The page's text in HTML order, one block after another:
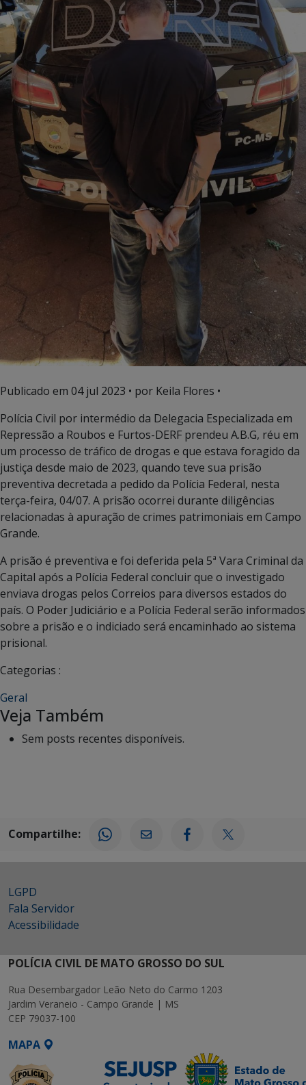
Publicado em 04 jul 2023 • por Keila Flores •
Polícia Civil por intermédio da Delegacia Especializada em
Repressão a Roubos e Furtos-DERF prendeu A.B.G, réu em
um processo de tráfico de drogas e que estava foragido da
justiça desde maio de 2023, quando teve sua prisão
preventiva decretada a pedido da Polícia Federal, nesta
terça-feira, 04/07. A prisão ocorrei durante diligências
relacionadas à apuração de crimes patrimoniais em Campo
Grande.
A prisão é preventiva e foi deferida pela 5ª Vara Criminal da
Capital após a Polícia Federal concluir que o investigado
enviava drogas pelos Correios para diversos estados do
país. O Poder Judiciário e a Polícia Federal serão informados
sobre a prisão e o indiciado será encaminhado ao sistema
prisional.
Categorias :
Geral
Veja Também
Sem posts recentes disponíveis.
Compartilhe:
LGPD
Fala Servidor
Acessibilidade
POLÍCIA CIVIL DE MATO GROSSO DO SUL
Rua Desembargador Leão Neto do Carmo 1203
Jardim Veraneio - Campo Grande | MS
CEP 79037-100
MAPA